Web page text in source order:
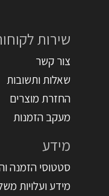
שירות
צור קשר
שאלות ותשובות
החזרת מוצרים
מעקב הזמנות
מידע
סטטוסי הזמנה
מידע ועלויות